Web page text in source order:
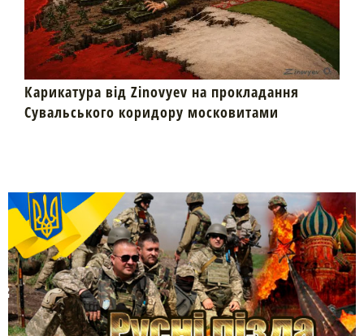
Карикатура від Zinovyev на прокладання
Сувальського коридору московитами